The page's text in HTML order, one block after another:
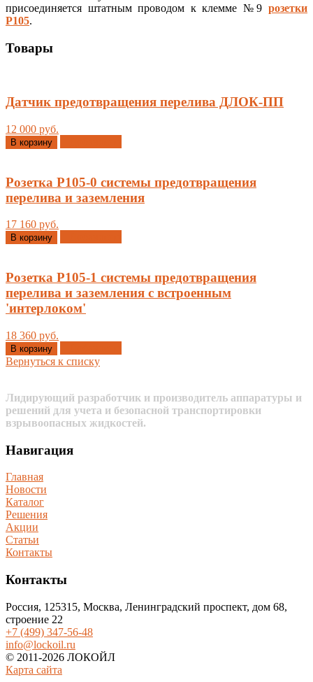
присоединяется штатным проводом к клемме №9 розетки
Р105.
Товары
Датчик предотвращения перелива ДЛОК-ПП
12 000 руб.
В корзину
Розетка Р105-0 системы предотвращения
перелива и заземления
17 160 руб.
В корзину
Розетка Р105-1 системы предотвращения
перелива и заземления с встроенным
'интерлоком'
18 360 руб.
В корзину
Вернуться к списку
Лидирующий разработчик и производитель аппаратуры и
решений для учета и безопасной транспортировки
взрывоопасных жидкостей.
Навигация
Главная
Новости
Каталог
Решения
Акции
Статьи
Контакты
Контакты
Россия, 125315, Москва, Ленинградский проспект, дом 68,
строение 22
+7 (499) 347-56-48
info@lockoil.ru
© 2011-2026 ЛОКОЙЛ
Карта сайта